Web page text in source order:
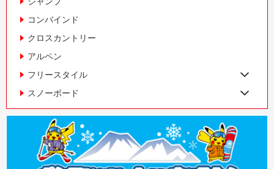
コンバインド
クロスカントリー
アルペン
フリースタイル
スノーボード